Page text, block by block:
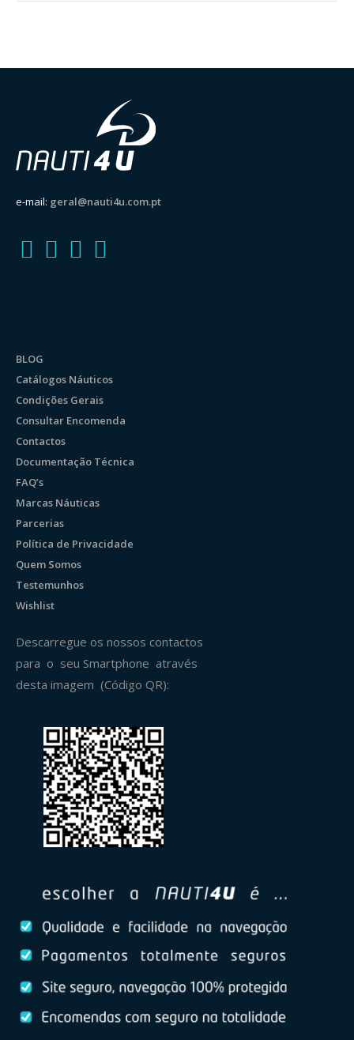
e-mail: geral@nauti4u.com.pt
BLOG
Catálogos Náuticos
Condições Gerais
Consultar Encomenda
Contactos
Documentação Técnica
FAQ’s
Marcas Náuticas
Parcerias
Política de Privacidade
Quem Somos
Testemunhos
Wishlist
Descarregue os nossos contactos
para o seu Smartphone através
desta imagem (Código QR):